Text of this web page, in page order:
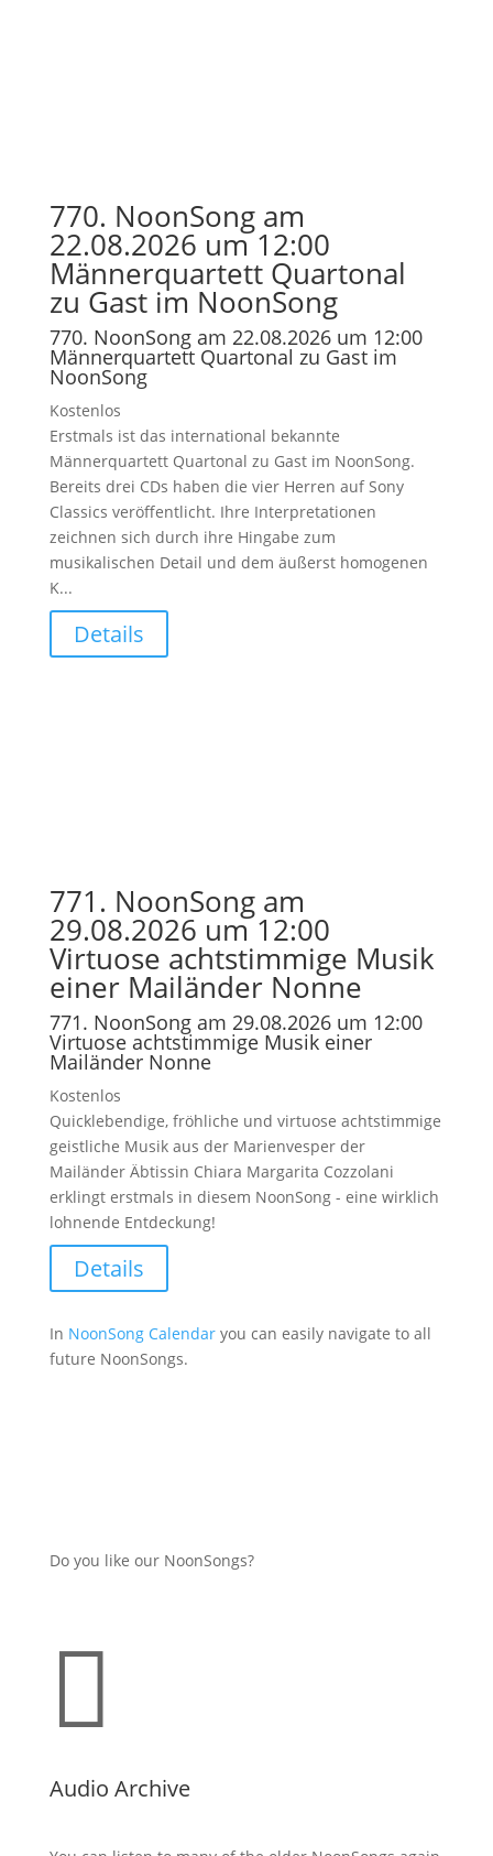
770. NoonSong am
22.08.2026 um 12:00
Männerquartett Quartonal
zu Gast im NoonSong
770. NoonSong am 22.08.2026 um 12:00
Männerquartett Quartonal zu Gast im
NoonSong
Kostenlos
Erstmals ist das international bekannte
Männerquartett Quartonal zu Gast im NoonSong.
Bereits drei CDs haben die vier Herren auf Sony
Classics veröffentlicht. Ihre Interpretationen
zeichnen sich durch ihre Hingabe zum
musikalischen Detail und dem äußerst homogenen
K...
Details
771. NoonSong am
29.08.2026 um 12:00
Virtuose achtstimmige Musik
einer Mailänder Nonne
771. NoonSong am 29.08.2026 um 12:00
Virtuose achtstimmige Musik einer
Mailänder Nonne
Kostenlos
Quicklebendige, fröhliche und virtuose achtstimmige
geistliche Musik aus der Marienvesper der
Mailänder Äbtissin Chiara Margarita Cozzolani
erklingt erstmals in diesem NoonSong - eine wirklich
lohnende Entdeckung!
Details
In NoonSong Calendaryou can easily navigate to all
future NoonSongs.
Do you like our NoonSongs?

Audio Archive